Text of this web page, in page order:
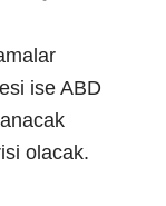
ise ABD
olacak.